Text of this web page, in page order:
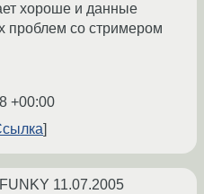
хороше и данные
проблем со стримером
+00:00
11.07.2005